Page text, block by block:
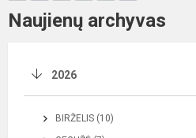
Naujienų archyvas
2026
BIRŽELIS (10)